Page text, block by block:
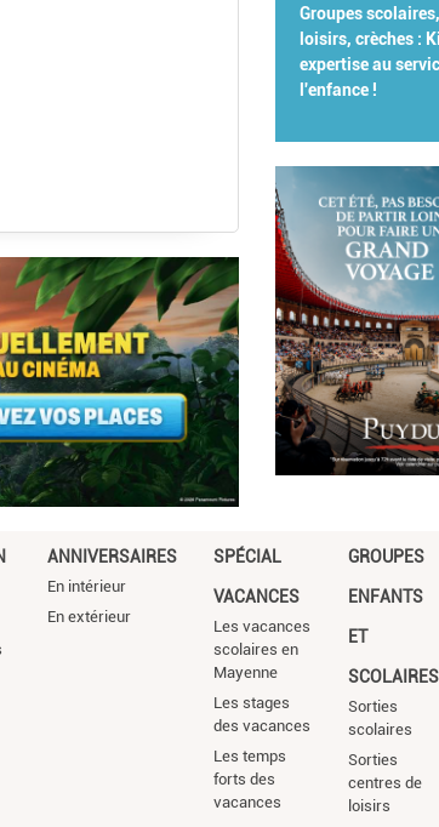
Groupes
loisirs, crèches :
expertise au
l'enfance !
ANNIVERSAIRES
En intérieur
En extérieur
SPÉCIAL
VACANCES
Les vacances
scolaires en
Mayenne
Les stages
des vacances
Les temps
forts des
vacances
GROUPES
ENFANTS
ET
SCOLAIRES
Sorties
scolaires
Sorties
centres de
loisirs